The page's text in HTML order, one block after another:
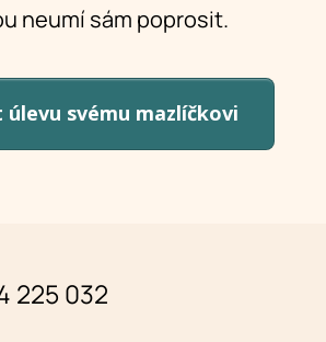
neumí sám poprosit.
úlevu svému mazlíčkovi
225 032